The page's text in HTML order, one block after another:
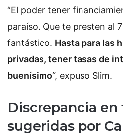
“El poder tener
paraíso. Que te presten al
fantástico. Hasta para las
privadas, tener tasas de
buenísimo“, expuso Slim.
Discrepancia en
sugeridas por